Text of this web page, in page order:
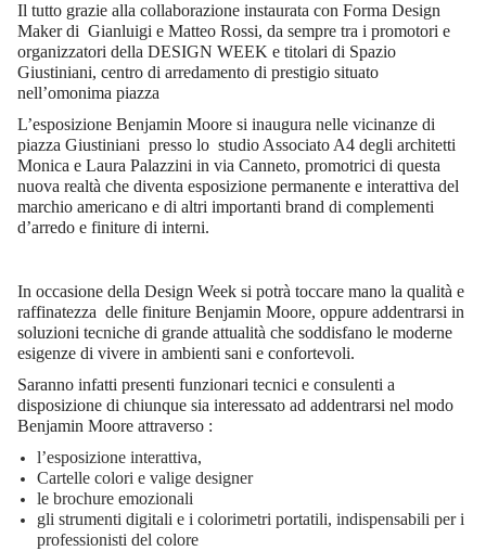
Il tutto grazie alla collaborazione instaurata con Forma Design
Maker di Gianluigi e Matteo Rossi, da sempre tra i promotori e
organizzatori della DESIGN WEEK e titolari di Spazio
Giustiniani, centro di arredamento di prestigio situato
nell’omonima piazza
L’esposizione Benjamin Moore si inaugura nelle vicinanze di
piazza Giustiniani presso lo studio Associato A4 degli architetti
Monica e Laura Palazzini in via Canneto, promotrici di questa
nuova realtà che diventa esposizione permanente e interattiva del
marchio americano e di altri importanti brand di complementi
d’arredo e finiture di interni.
In occasione della Design Week si potrà toccare mano la qualità e
raffinatezza delle finiture Benjamin Moore, oppure addentrarsi in
soluzioni tecniche di grande attualità che soddisfano le moderne
esigenze di vivere in ambienti sani e confortevoli.
Saranno infatti presenti funzionari tecnici e consulenti a
disposizione di chiunque sia interessato ad addentrarsi nel modo
Benjamin Moore attraverso :
l’esposizione interattiva,
Cartelle colori e valige designer
le brochure emozionali
gli strumenti digitali e i colorimetri portatili, indispensabili per i
professionisti del colore